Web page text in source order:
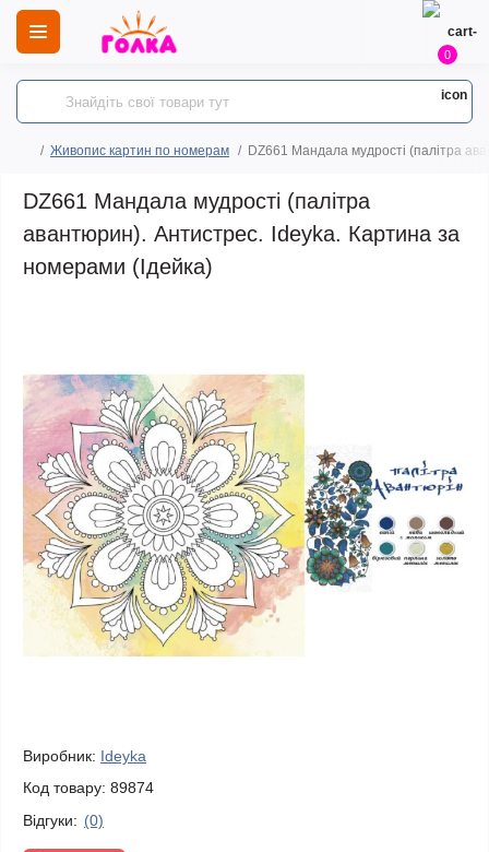
0
Живопис картин по номерам DZ661 Мандала мудрості (палітра
DZ661 Мандала мудрості (палітра
авантюрин). Антистрес. Ideyka. Картина за
номерами (Ідейка)
Виробник: Ideyka
Код товару: 89874
Відгуки: (0)